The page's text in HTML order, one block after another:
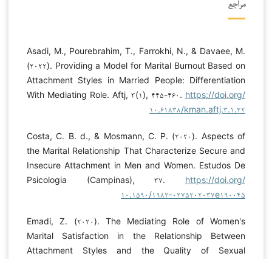
مراجع
Asadi, M., Pourebrahim, T., Farrokhi, N., & Davaee, M.
(۲۰۲۲). Providing a Model for Marital Burnout Based on
Attachment Styles in Married People: Differentiation
With Mediating Role. Aftj, ۳(۱), ۴۴۵-۴۶۰. https://doi.org/
۱۰.۶۱۸۳۸/kman.aftj.۳.۱.۲۲
Costa, C. B. d., & Mosmann, C. P. (۲۰۲۰). Aspects of
the Marital Relationship That Characterize Secure and
Insecure Attachment in Men and Women. Estudos De
Psicologia (Campinas), ۳۷. https://doi.org/
۱۰.۱۵۹۰/۱۹۸۲-۰۲۷۵۲۰۲۰۳۷e۱۹۰۰۴۵
Emadi, Z. (۲۰۲۰). The Mediating Role of Women's
Marital Satisfaction in the Relationship Between
Attachment Styles and the Quality of Sexual